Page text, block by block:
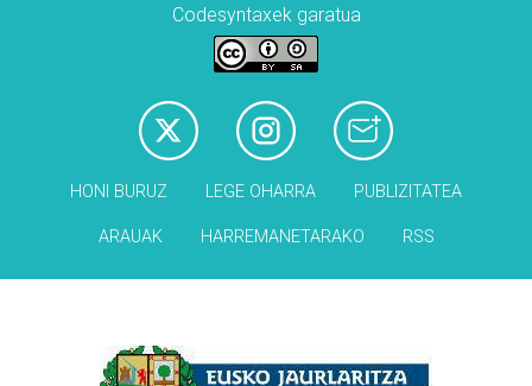
Codesyntaxek garatua
HONI BURUZ LEGE OHARRA PUBLIZITATEA
ARAUAK HARREMANETARAKO RSS